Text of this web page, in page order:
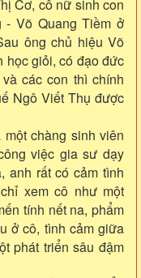
Cơ, cô nữ sinh con
Võ Quang Tiềm ở
ông chủ hiệu Võ
học giỏi, có đạo đức
các con thì chính
Ngô Viết Thụ được
chàng sinh viên
việc gia sư dạy
anh rất có cảm tình
xem cô như một
tính nết na, phẩm
ở cô, tình cảm giữa
phát triển sâu đậm